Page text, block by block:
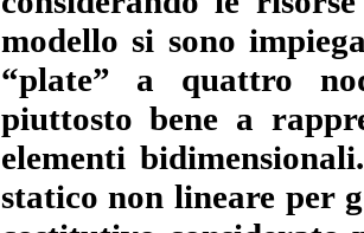
modello si sono
“plate” a quattro
piuttosto bene a
elementi
statico non lineare per